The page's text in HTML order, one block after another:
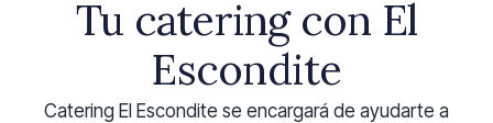
Tu catering con El
Escondite
Catering El Escondite se encargará de ayudarte a